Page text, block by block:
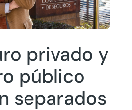
privado y
público
separados